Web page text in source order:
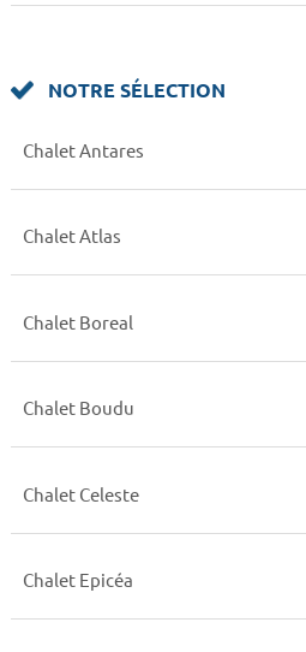
NOTRE SÉLECTION
Chalet Antares
Chalet Atlas
Chalet Boreal
Chalet Boudu
Chalet Celeste
Chalet Epicéa